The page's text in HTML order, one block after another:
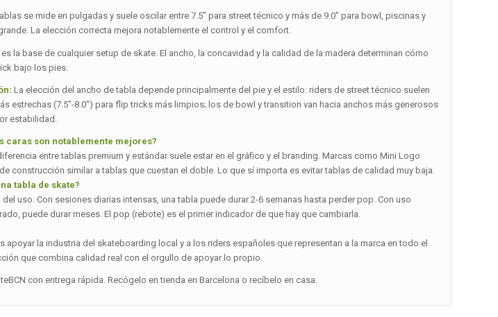
se mide en pulgadas y suele oscilar entre 7.5″ para street técnico y más de 9.0″ para bowl, piscinas y
La elección correcta mejora notablemente el control y el comfort.
la base de cualquier setup de skate. El ancho, la concavidad y la calidad de la madera determinan cómo
bajo los pies.
La elección del ancho de tabla depende principalmente del pie y el estilo: riders de street técnico suelen
estrechas (7.5″-8.0″) para flip tricks más limpios; los de bowl y transition van hacia anchos más generosos
estabilidad.
caras son notablemente mejores?
entre tablas premium y estándar suele estar en el gráfico y el branding. Marcas como Mini Logo
construcción similar a tablas que cuestan el doble. Lo que sí importa es evitar tablas de calidad muy baja.
tabla de skate?
uso. Con sesiones diarias intensas, una tabla puede durar 2-6 semanas hasta perder pop. Con uso
puede durar meses. El pop (rebote) es el primer indicador de que hay que cambiarla.
apoyar la industria del skateboarding local y a los riders españoles que representan a la marca en todo el
que combina calidad real con el orgullo de apoyar lo propio.
con entrega rápida. Recógelo en tienda en Barcelona o recíbelo en casa.